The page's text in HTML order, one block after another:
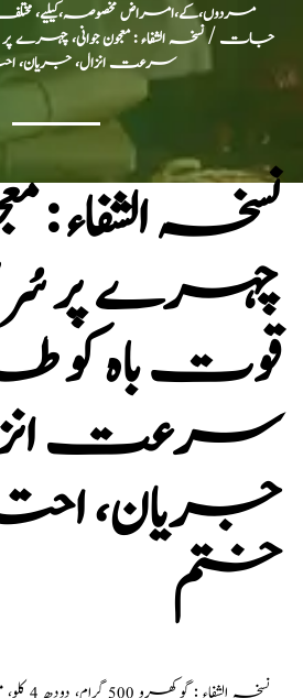
مردوں،کے،امراض مخصوصہ،کیلیے،
جات / نسخہ الشفاء : معجون جوانی،
سرعت انزال، جریان،
نسخہ الشفاء :
چہرے پر
قوت باہ
سرعت
جریان،
ختم